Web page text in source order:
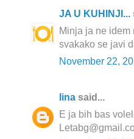
JA U KUHINJI...
Minja ja ne idem
svakako se javi
November 22,
lina said...
E ja bih bas